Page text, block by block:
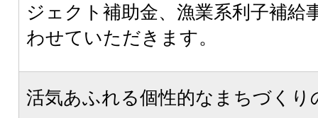
ジェクト補助金、漁業系利子補給
わせていただきます。
活気あふれる個性的なまちづくり